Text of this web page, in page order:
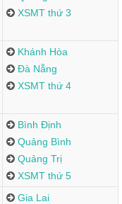
XSMT thứ 3
Khánh Hòa
Đà Nẵng
XSMT thứ 4
Bình Định
Quảng Bình
Quảng Trị
XSMT thứ 5
Gia Lai